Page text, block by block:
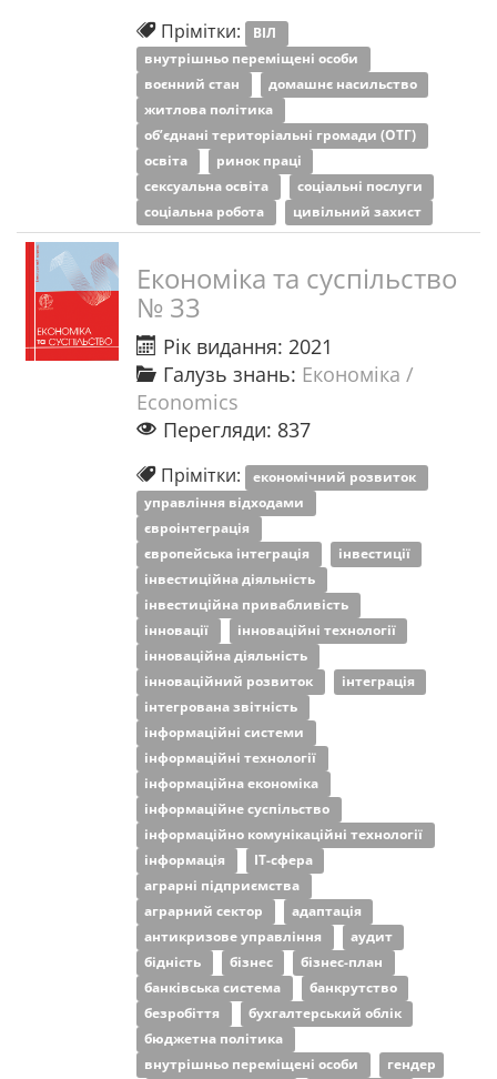
Прімітки: ВІЛ
внутрішньо переміщені особи
воєнний стан
домашнє насильство
житлова політика
об’єднані територіальні громади (ОТГ)
освіта
ринок праці
сексуальна освіта
соціальні послуги
соціальна робота
цивільний захист
Економіка та суспільство
№ 33
Рік видання: 2021
Галузь знань: Економіка /
Economics
Перегляди: 837
Прімітки: економічний розвиток
управління відходами
євроінтеграція
європейська інтеграція
інвестиції
інвестиційна діяльність
інвестиційна привабливість
інновації
інноваційні технології
інноваційна діяльність
інноваційний розвиток
інтеграція
інтегрована звітність
інформаційні системи
інформаційні технології
інформаційна економіка
інформаційне суспільство
інформаційно комунікаційні технології
інформація
ІТ-сфера
аграрні підприємства
аграрний сектор
адаптація
антикризове управління
аудит
бідність
бізнес
бізнес-план
банківська система
банкрутство
безробіття
бухгалтерський облік
бюджетна політика
внутрішньо переміщені особи
гендер